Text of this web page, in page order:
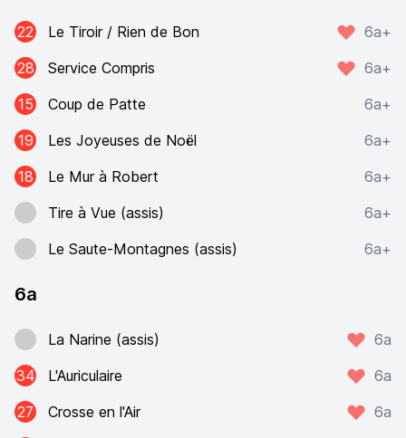
22 Le Tiroir / Rien de Bon
6a+
28
Service Compris
6a+
15
Coup de Patte
6a+
19
Les Joyeuses de Noël
6a+
18
Le Mur à Robert
6a+
Tire à Vue (assis)
6a+
Le Saute-Montagnes (assis)
6a+
6a
La Narine (assis)
6a
34
L'Auriculaire
6a
27
Crosse en l'Air
6a